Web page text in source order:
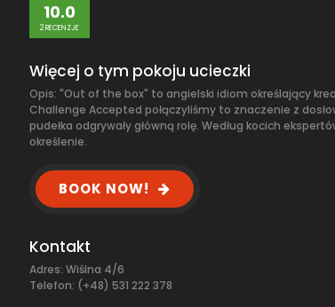
10.0
2 RECENZJE
Więcej o tym pokoju ucieczki
Opis: "Out of the box" to angielski idiom określający
Challenge Accepted połączyliśmy to znaczenie z
pudełka odgrywały główną rolę. Według kocich
określenie.
BOOK NOW!
Kontakt
Adres: Wiślna 4/6
Telefon: (+48) 531 222 378